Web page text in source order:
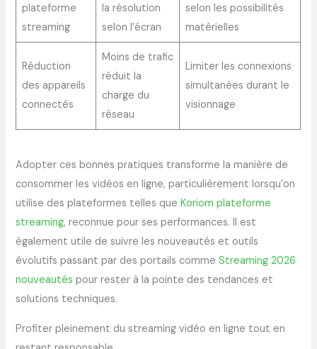
plateforme
streaming
la résolution
selon l’écran
selon les possibilités
matérielles
Réduction
des appareils
connectés
Moins de trafic
réduit la
charge du
réseau
Limiter les connexions
simultanées durant le
visionnage
Adopter ces bonnes pratiques transforme la manière de
consommer les vidéos en ligne, particulièrement lorsqu’on
utilise des plateformes telles queKoriom plateforme
streaming, reconnue pour ses performances. Il est
également utile de suivre les nouveautés et outils
évolutifs passant par des portails commeStreaming 2026
nouveautés pour rester à la pointe des tendances et
solutions techniques.
Profiter pleinement du streaming vidéo en ligne tout en